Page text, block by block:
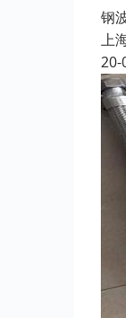
钢
上
20-